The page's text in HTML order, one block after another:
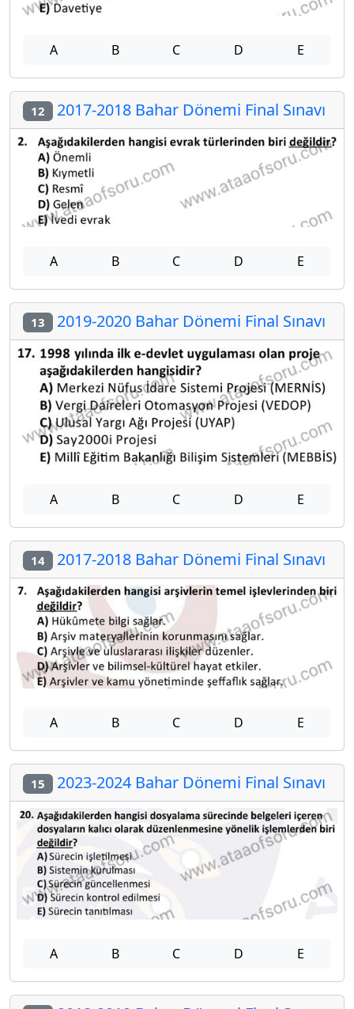
A B C D E
12 2017-2018 Bahar Dönemi Final Sınavı
A B C D E
13 2019-2020 Bahar Dönemi Final Sınavı
A B C D E
14 2017-2018 Bahar Dönemi Final Sınavı
A B C D E
15 2023-2024 Bahar Dönemi Final Sınavı
A B C D E